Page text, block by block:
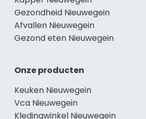
Gezondheid Nieuwegein
Afvallen Nieuwegein
Gezond eten Nieuwegein
Onze producten
Keuken Nieuwegein
Vca Nieuwegein
Kledingwinkel Nieuwegein